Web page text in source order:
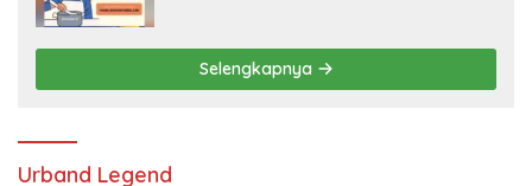
Selengkapnya
Urband Legend